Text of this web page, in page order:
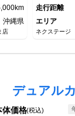
Ｃ
沖縄県
店
ォグ
走行距離
エリア
ネクステージ
体価格(税込)